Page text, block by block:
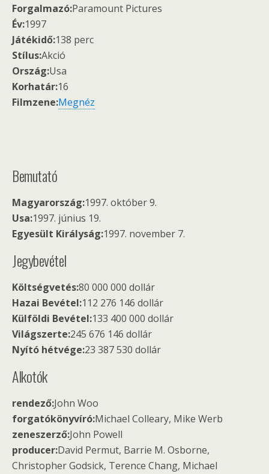
Forgalmazó:Paramount Pictures
Év:1997
Játékidő:138 perc
Stílus:Akció
Ország:Usa
Korhatár:16
Filmzene:Megnéz
Bemutató
Magyarország:1997. október 9.
Usa:1997. június 19.
Egyesült Királyság:1997. november 7.
Jegybevétel
Költségvetés:80 000 000 dollár
Hazai Bevétel:112 276 146 dollár
Külföldi Bevétel:133 400 000 dollár
Világszerte:245 676 146 dollár
Nyító hétvége:23 387 530 dollár
Alkotók
rendező:John Woo
forgatókönyvíró:Michael Colleary, Mike Werb
zeneszerző:John Powell
producer:David Permut, Barrie M. Osborne,
Christopher Godsick, Terence Chang, Michael